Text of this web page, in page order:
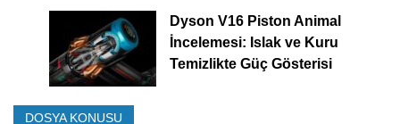
Dyson V16 Piston Animal
İncelemesi: Islak ve Kuru
Temizlikte Güç Gösterisi
DOSYA KONUSU